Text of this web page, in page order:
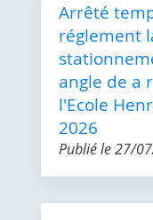
Arrêté
réglement
angle de a
l'Ecole
2026
Publié le27/